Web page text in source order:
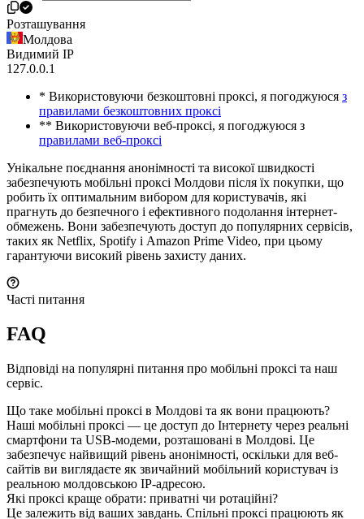
Розташування
Молдова
Видимий IP
127.0.0.1
* Використовуючи безкоштовні проксі, я погоджуюся з
правилами безкоштовних проксі
** Використовуючи веб-проксі, я погоджуюся з
правилами веб-проксі
Унікальне поєднання анонімності та високої швидкості
забезпечують мобільні проксі Молдови після їх покупки, що
робить їх оптимальним вибором для користувачів, які
прагнуть до безпечного і ефективного подолання інтернет-
обмежень. Вони забезпечують доступ до популярних сервісів,
таких як Netflix, Spotify і Amazon Prime Video, при цьому
гарантуючи високий рівень захисту даних.
Часті питання
FAQ
Відповіді на популярні питання про мобільні проксі та наш
сервіс.
Що таке мобільні проксі в Молдові та як вони працюють?
Наші мобільні проксі — це доступ до Інтернету через реальні
смартфони та USB-модеми, розташовані в Молдові. Це
забезпечує найвищий рівень анонімності, оскільки для веб-
сайтів ви виглядаєте як звичайний мобільний користувач із
реальною молдовською IP-адресою.
Які проксі краще обрати: приватні чи ротаційні?
Це залежить від ваших завдань. Спільні проксі працюють як